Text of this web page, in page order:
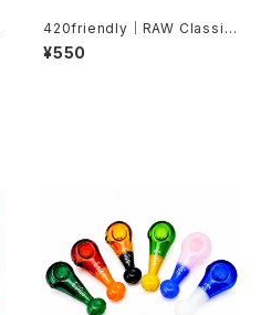
420friendly｜RAW Classic
Black 1¼サイズ + Tips 超極
薄・無漂白ローリングペーパー
¥550